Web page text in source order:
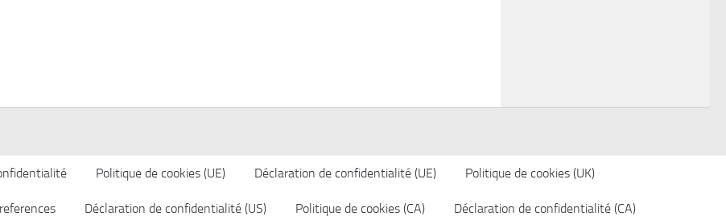
Politique de cookies (UE) Déclaration de confidentialité (UE) Politique de cookies (UK)
Déclaration de confidentialité (US) Politique de cookies (CA) Déclaration de confidentialité (CA)